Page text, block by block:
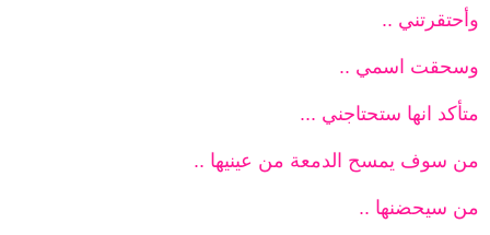
وأحتقرتني ..
وسحقت اسمي ..
متأكد انها ستحتاجني ...
من سوف يمسح الدمعة من عينيها ..
من سيحضنها ..